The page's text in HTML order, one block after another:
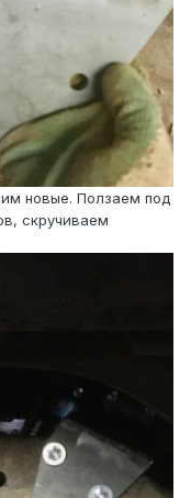
новые. Ползаем под
скручиваем